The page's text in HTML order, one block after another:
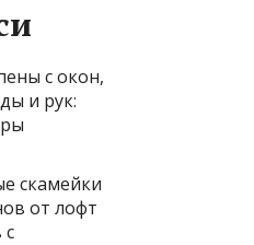
с окон,
и рук:
скамейки
от лофт